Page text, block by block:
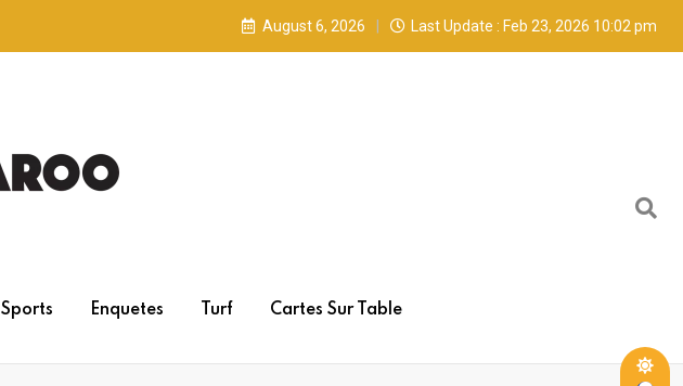
August 6, 2026 Last Update : Feb 23, 2026 10:02 pm
Sports Enquetes Turf Cartes Sur Table